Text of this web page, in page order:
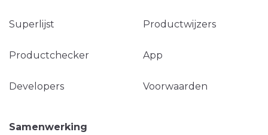
Superlijst Productwijzers
Productchecker App
Developers Voorwaarden
Samenwerking